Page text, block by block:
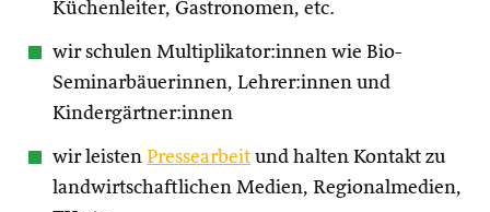
Küchenleiter, Gastronomen, etc.
wir schulen Multiplikator:innen wie Bio-
Seminarbäuerinnen, Lehrer:innen und
Kindergärtner:innen
wir leisten Pressearbeit und halten Kontakt zu
landwirtschaftlichen Medien, Regionalmedien,